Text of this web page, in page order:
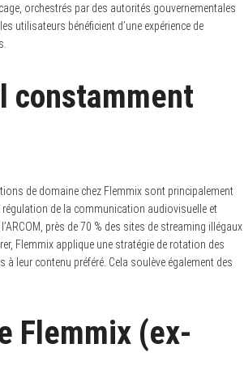
orchestrés par des autorités gouvernementales
utilisateurs bénéficient d’une expérience de
constamment
de domaine chez Flemmix sont principalement
régulation de la communication audiovisuelle et
près de 70 % des sites de streaming illégaux
Flemmix applique une stratégie de rotation des
leur contenu préféré. Cela soulève également des
Flemmix (ex-